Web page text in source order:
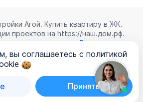
Агой. Купить квартиру в ЖК.
проектов на https://наш.дом.рф.
означает согласие с
Лицензионным
конфиденциальностии
персональных данных
вы соглашаетесь с политикой
Принять